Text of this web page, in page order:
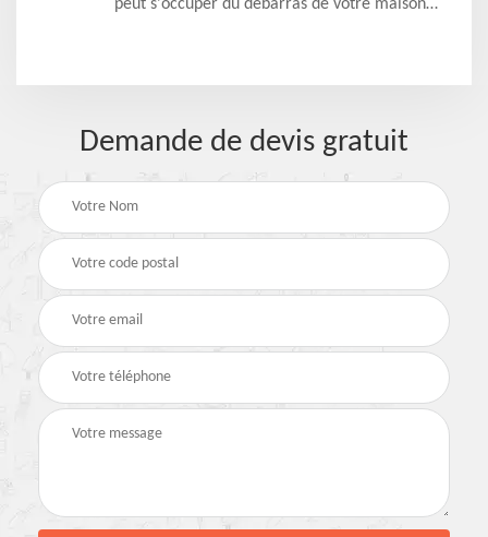
peut s'occuper du débarras de votre maison
Demande de devis gratuit